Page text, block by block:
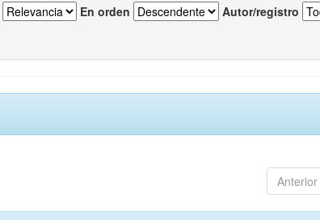
En orden Autor/registro
Anterior